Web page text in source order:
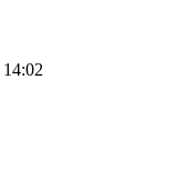
14:02